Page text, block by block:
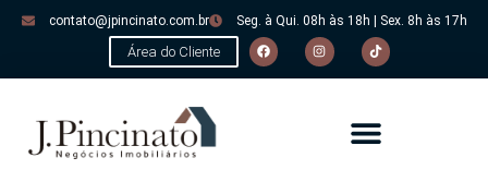
contato@jpincinato.com.br Seg. à Qui. 08h às 18h | Sex. 8h às 17h
Área do Cliente